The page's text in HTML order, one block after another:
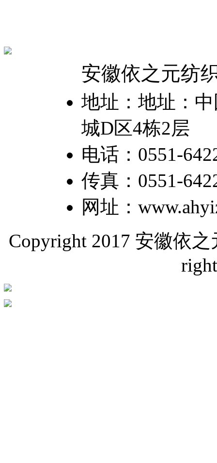
安徽依之元纺
地址：地址：
城D区4栋2层
电话：0551-
传真：0551-
网址：
Copyright 2017 安徽依